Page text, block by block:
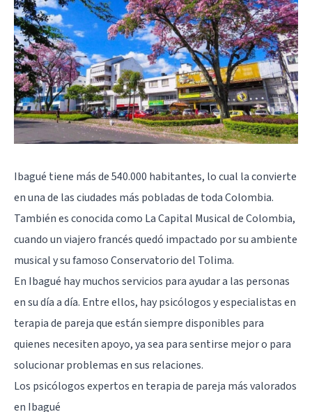
Ibagué tiene más de 540.000 habitantes, lo cual la convierte
en una de las ciudades más pobladas de toda Colombia.
También es conocida como La Capital Musical de Colombia,
cuando un viajero francés quedó impactado por su ambiente
musical y su famoso Conservatorio del Tolima.
En Ibagué hay muchos servicios para ayudar a las personas
en su día a día. Entre ellos, hay psicólogos y especialistas en
terapia de pareja que están siempre disponibles para
quienes necesiten apoyo, ya sea para sentirse mejor o para
solucionar problemas en sus relaciones.
Los psicólogos expertos en terapia de pareja más valorados
en Ibagué